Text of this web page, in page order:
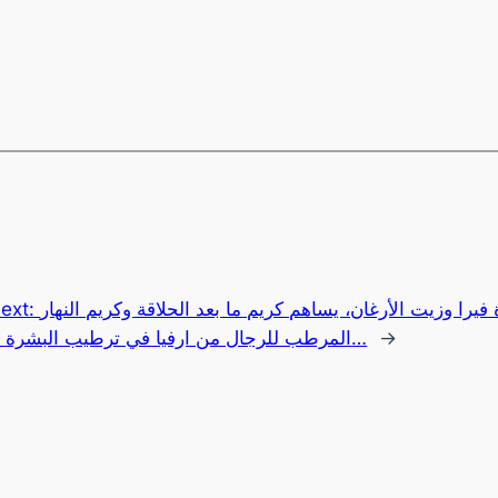
فيرا وزيت الأرغان، يساهم كريم ما بعد الحلاقة وكريم النهار
المرطب للرجال من ارفيا في ترطيب البشرة ل…
→